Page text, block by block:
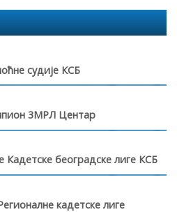
судије КСБ
3МРЛ Центар
Кадетске београдске лиге КСБ
кадетске лиге